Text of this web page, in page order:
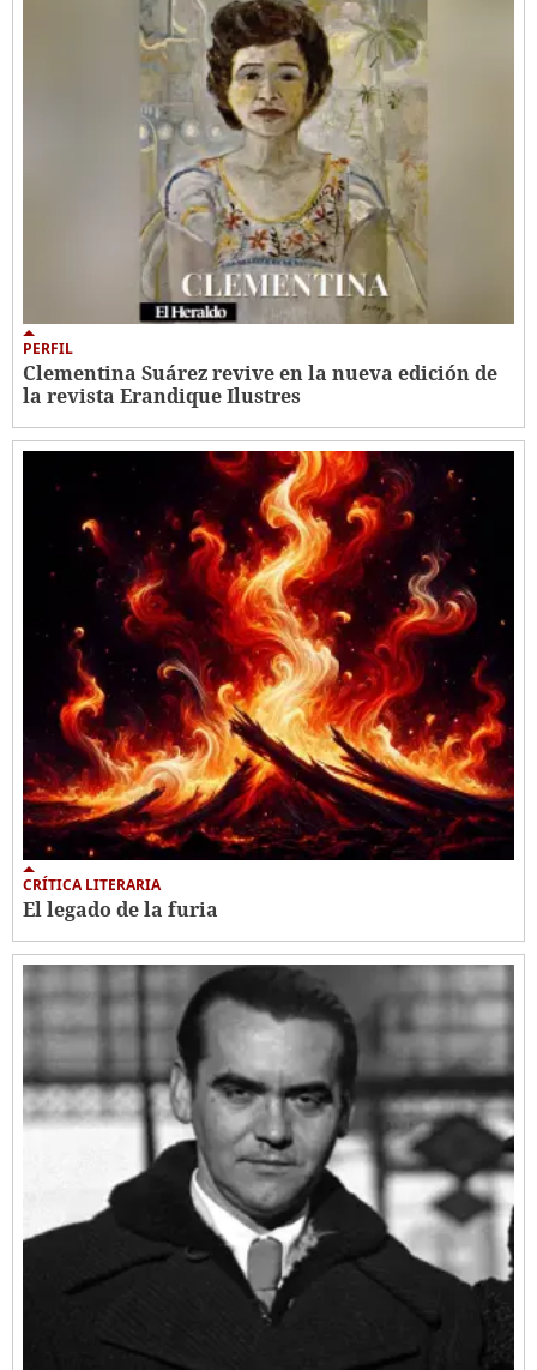
PERFIL
Clementina Suárez revive en la nueva edición de
la revista Erandique Ilustres
CRÍTICA LITERARIA
El legado de la furia